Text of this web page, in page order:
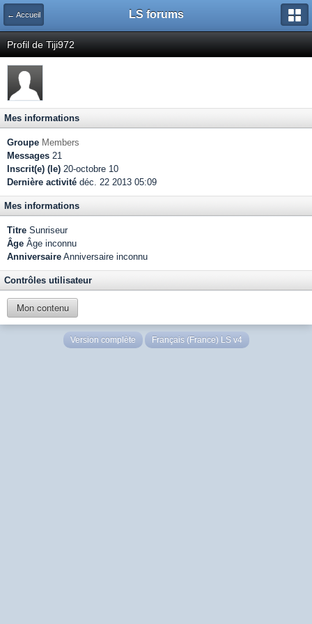
← Accueil LS forums
Profil de Tiji972
Mes informations
Groupe Members
Messages 21
Inscrit(e) (le) 20-octobre 10
Dernière activité déc. 22 2013 05:09
Mes informations
Titre Sunriseur
Âge Âge inconnu
Anniversaire Anniversaire inconnu
Contrôles utilisateur
Mon contenu
Version complète Français (France) LS v4